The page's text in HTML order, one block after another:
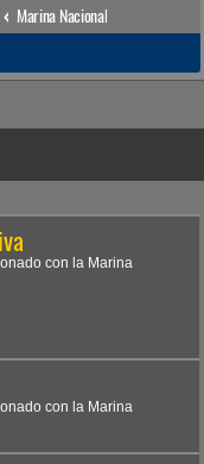
Marina Nacional
con la Marina
con la Marina